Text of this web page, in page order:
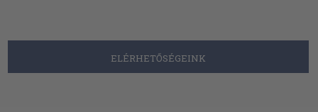
ELÉRHETŐSÉGEINK